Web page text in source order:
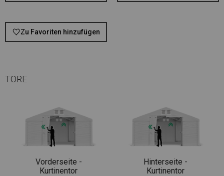
Zu Favoriten hinzufügen
TORE
Vorderseite -
Kurtinentor
Hinterseite -
Kurtinentor